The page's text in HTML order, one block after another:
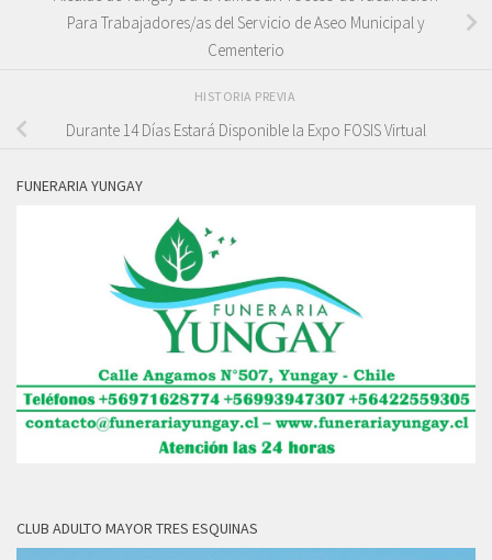
Para Trabajadores/as del Servicio de Aseo Municipal y
Cementerio
HISTORIA PREVIA
Durante 14 Días Estará Disponible la Expo FOSIS Virtual
FUNERARIA YUNGAY
CLUB ADULTO MAYOR TRES ESQUINAS